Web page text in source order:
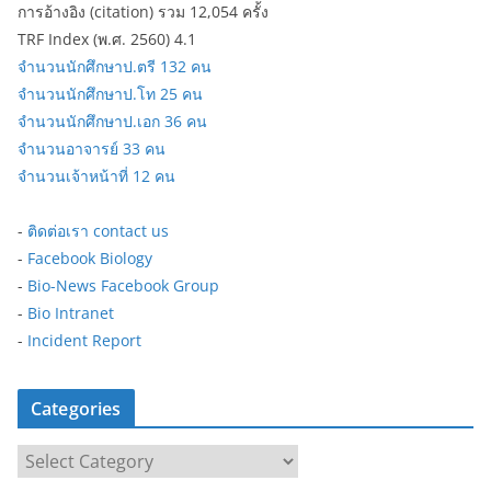
การอ้างอิง (citation) รวม 12,054 ครั้ง
TRF Index (พ.ศ. 2560) 4.1
จำนวนนักศึกษาป.ตรี 132 คน
จำนวนนักศึกษาป.โท 25 คน
จำนวนนักศึกษาป.เอก 36 คน
จำนวนอาจารย์ 33 คน
จำนวนเจ้าหน้าที่ 12 คน
- ติดต่อเรา contact us
- Facebook Biology
- Bio-News Facebook Group
- Bio Intranet
- Incident Report
Categories
a